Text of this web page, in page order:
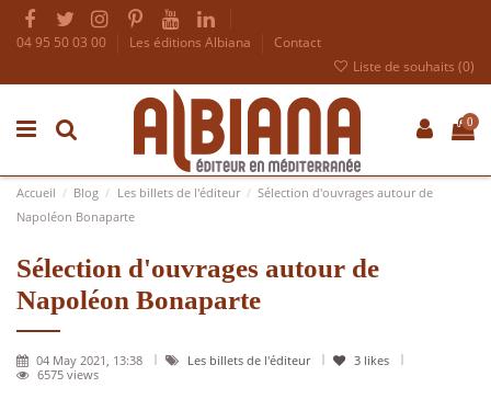
04 95 50 03 00 Les éditions Albiana
Contact
Liste de souhaits (0)
0
Accueil Blog Les billets de l'éditeur
Sélection d'ouvrages autour de
Napoléon Bonaparte
Sélection d'ouvrages autour de
Napoléon Bonaparte
04 May 2021, 13:38 Les billets de l'éditeur 3 likes
6575 views